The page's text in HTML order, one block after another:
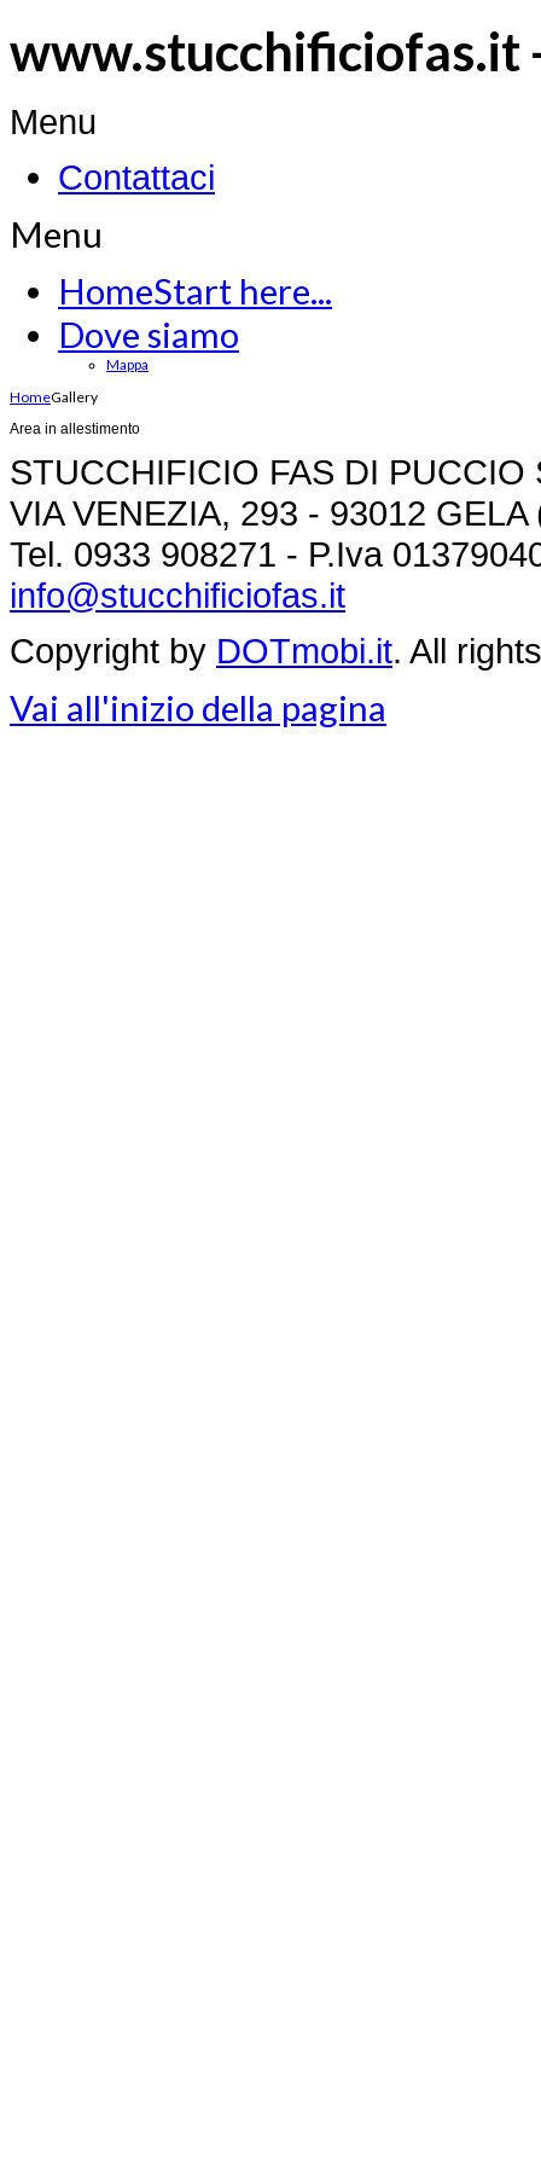
www.stucchificiofas.it
Menu
Contattaci
Menu
HomeStart here...
Dove siamo
Mappa
HomeGallery
Area in allestimento
STUCCHIFICIO FAS DI PUCCIO
VIA VENEZIA, 293 - 93012 GELA
Tel. 0933 908271 - P.Iva
info@stucchificiofas.it
Copyright by DOTmobi.it. All
Vai all'inizio della pagina